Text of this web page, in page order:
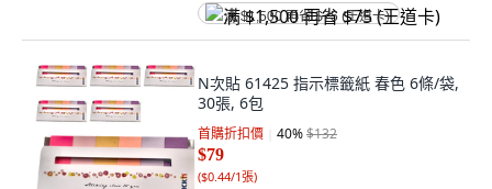
满 $1,500 再省 $75 (王道卡)
N次貼 61425 指示標籤紙 春色 6條/袋,
30張, 6包
首購折扣價 40%$132
$79
($0.44/1張)